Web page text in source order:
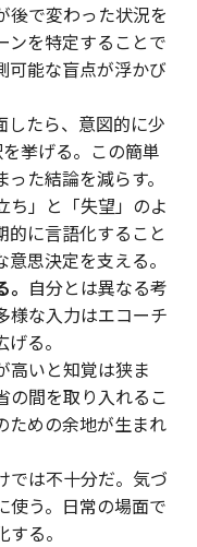
後で変わった状況を
ンを特定することで
可能な盲点が浮かび
したら、意図的に少
挙げる。この簡単
た結論を減らす。
ち」と「失望」のよ
的に言語化すること
思決定を支える。
自分とは異なる考
様な入力はエコーチ
る。
高いと知覚は狭ま
の間を取り入れるこ
ための余地が生まれ
では不十分だ。気づ
使う。日常の場面で
る。